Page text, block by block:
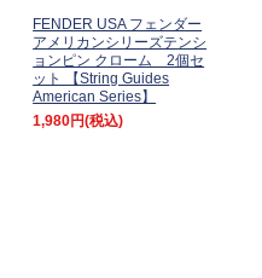
FENDER USA フェンダー
アメリカンシリーズテンシ
ョンピン クローム 2個セ
ット 【String Guides
American Series】
1,980円(税込)